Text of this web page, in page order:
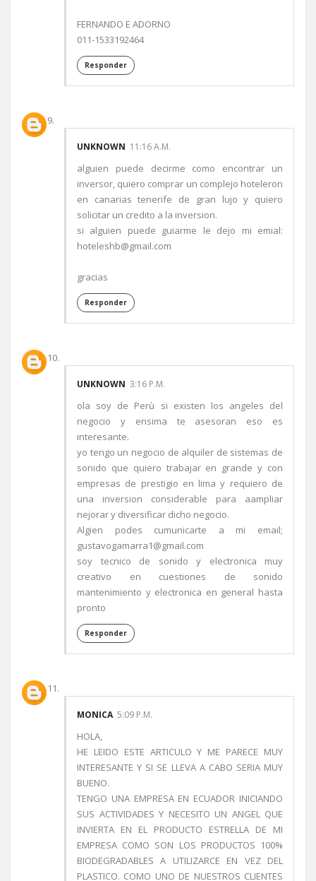
FERNANDO E ADORNO
011-1533192464
Responder
UNKNOWN 11:16 A.M.
alguien puede decirme como encontrar un
inversor, quiero comprar un complejo hoteleron
en canarias tenerife de gran lujo y quiero
solicitar un credito a la inversion.
si alguien puede guiarme le dejo mi emial:
hoteleshb@gmail.com
gracias
Responder
UNKNOWN 3:16 P.M.
ola soy de Perù si existen los angeles del
negocio y ensima te asesoran eso es
interesante.
yo tengo un negocio de alquiler de sistemas de
sonido que quiero trabajar en grande y con
empresas de prestigio en lima y requiero de
una inversion considerable para aampliar
nejorar y diversificar dicho negocio.
Algien podes cumunicarte a mi email;
gustavogamarra1@gmail.com
soy tecnico de sonido y electronica muy
creativo en cuestiones de sonido
mantenimiento y electronica en general hasta
pronto
Responder
MONICA 5:09 P.M.
HOLA,
HE LEIDO ESTE ARTICULO Y ME PARECE MUY
INTERESANTE Y SI SE LLEVA A CABO SERIA MUY
BUENO.
TENGO UNA EMPRESA EN ECUADOR INICIANDO
SUS ACTIVIDADES Y NECESITO UN ANGEL QUE
INVIERTA EN EL PRODUCTO ESTRELLA DE MI
EMPRESA COMO SON LOS PRODUCTOS 100%
BIODEGRADABLES A UTILIZARCE EN VEZ DEL
PLASTICO. COMO UNO DE NUESTROS CLIENTES